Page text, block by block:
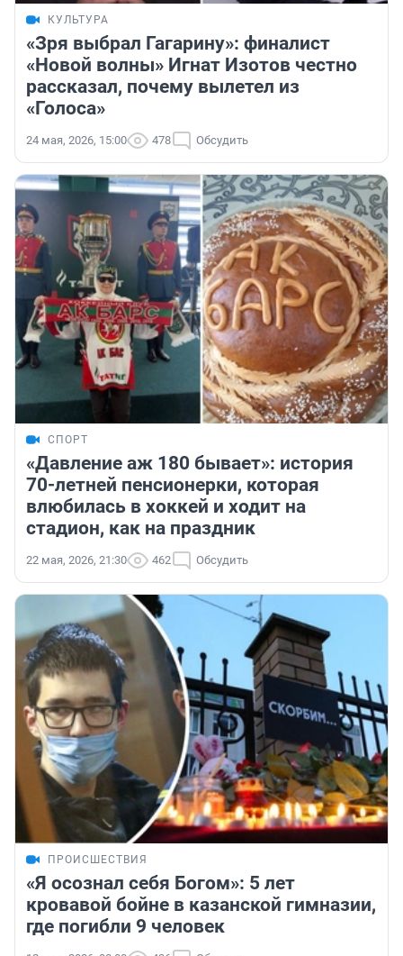
КУЛЬТУРА
«Зря выбрал Гагарину»: финалист
«Новой волны» Игнат Изотов честно
рассказал, почему вылетел из
«Голоса»
24 мая, 2026, 15:00 478 Обсудить
СПОРТ
«Давление аж 180 бывает»: история
70-летней пенсионерки, которая
влюбилась в хоккей и ходит на
стадион, как на праздник
22 мая, 2026, 21:30 462 Обсудить
ПРОИСШЕСТВИЯ
«Я осознал себя Богом»: 5 лет
кровавой бойне в казанской гимназии,
где погибли 9 человек